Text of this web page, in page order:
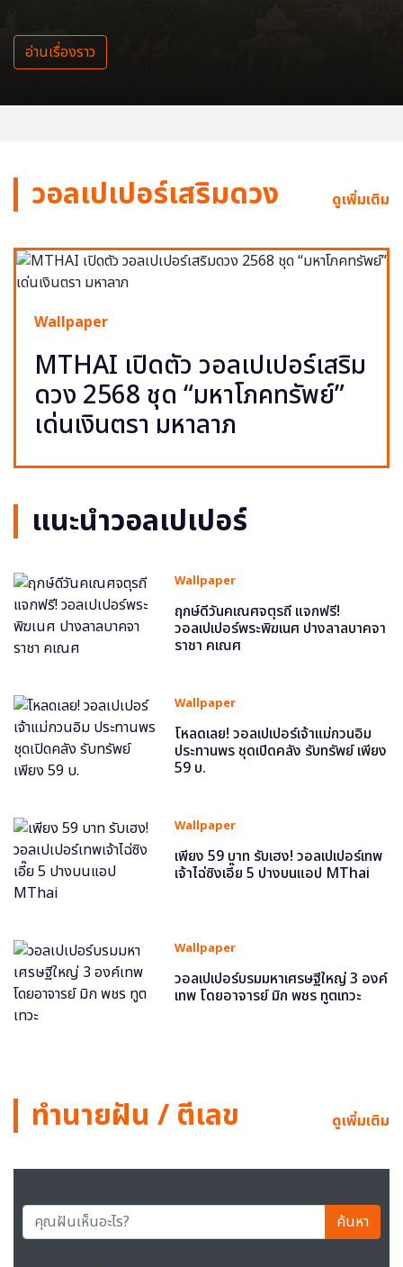
อ่านเรื่องราว
วอลเปเปอร์เสริมดวง ดูเพิ่มเติม
Wallpaper
MTHAI เปิดตัว วอลเปเปอร์เสริม
ดวง 2568 ชุด “มหาโภคทรัพย์”
เด่นเงินตรา มหาลาภ
แนะนำวอลเปเปอร์
Wallpaper
ฤกษ์ดีวันคเณศจตุรถี แจกฟรี!
วอลเปเปอร์พระพิฆเนศ ปางลาลบาคจา
ราชา คเณศ
Wallpaper
โหลดเลย! วอลเปเปอร์เจ้าแม่กวนอิม
ประทานพร ชุดเปิดคลัง รับทรัพย์ เพียง
59 บ.
Wallpaper
เพียง 59 บาท รับเฮง! วอลเปเปอร์เทพ
เจ้าไฉ่ซิงเอี๊ย 5 ปางบนแอป MThai
Wallpaper
วอลเปเปอร์บรมมหาเศรษฐีใหญ่ 3 องค์
เทพ โดยอาจารย์ มิก พชร ทูตเทวะ
ทำนายฝัน / ตีเลข ดูเพิ่มเติม
ค้นหา